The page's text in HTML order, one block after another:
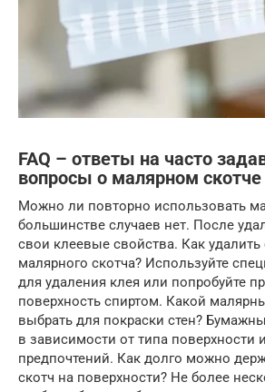
FAQ – ответы на часто
вопросы о малярном скотче
Можно ли повторно использовать
большинстве случаев нет. После
свои клеевые свойства. Как
малярного скотча? Используйте
для удаления клея или попробуйте
поверхность спиртом. Какой
выбрать для покраски стен?
в зависимости от типа поверхности
предпочтений. Как долго можно
скотч на поверхности? Не более